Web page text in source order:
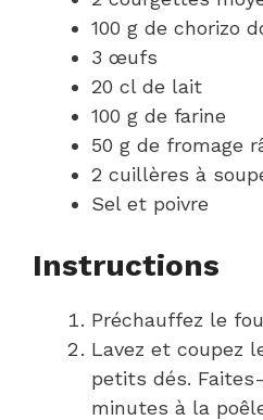
100 g de chorizo
3 œufs
20 cl de lait
100 g de farine
50 g de fromage
2 cuillères à
Sel et poivre
Instructions
Préchauffez le
Lavez et coupez
petits dés.
minutes à la